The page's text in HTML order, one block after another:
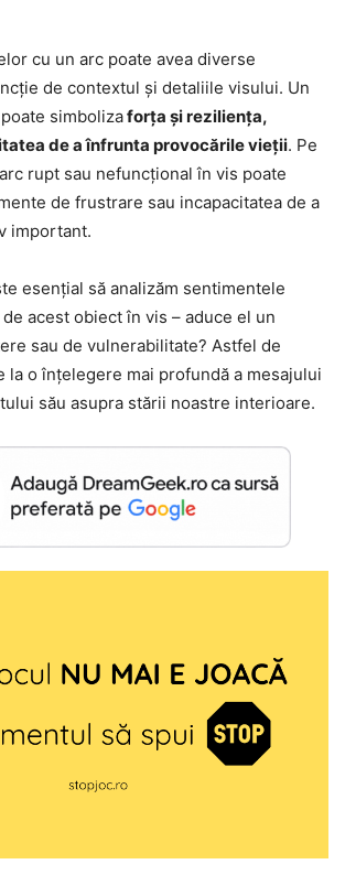
cu un arc poate avea diverse
de contextul și detaliile visului. Un
simbolizaforța și reziliența,
de a înfrunta provocările vieții. Pe
rupt sau nefuncțional în vis poate
de frustrare sau incapacitatea de a
important.
esențial să analizăm sentimentele
acest obiect în vis – aduce el un
sau de vulnerabilitate? Astfel de
la o înțelegere mai profundă a mesajului
său asupra stării noastre interioare.